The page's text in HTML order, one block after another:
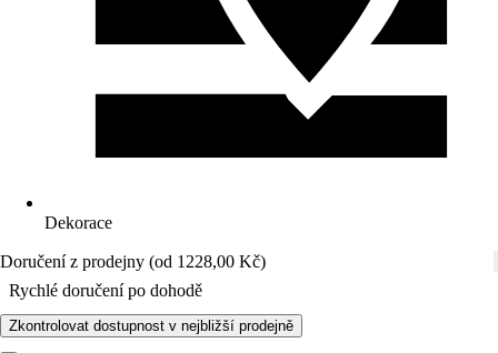
Dekorace
Doručení z prodejny (od 1228,00 Kč)
Rychlé doručení po dohodě
Zkontrolovat dostupnost v nejbližší prodejně